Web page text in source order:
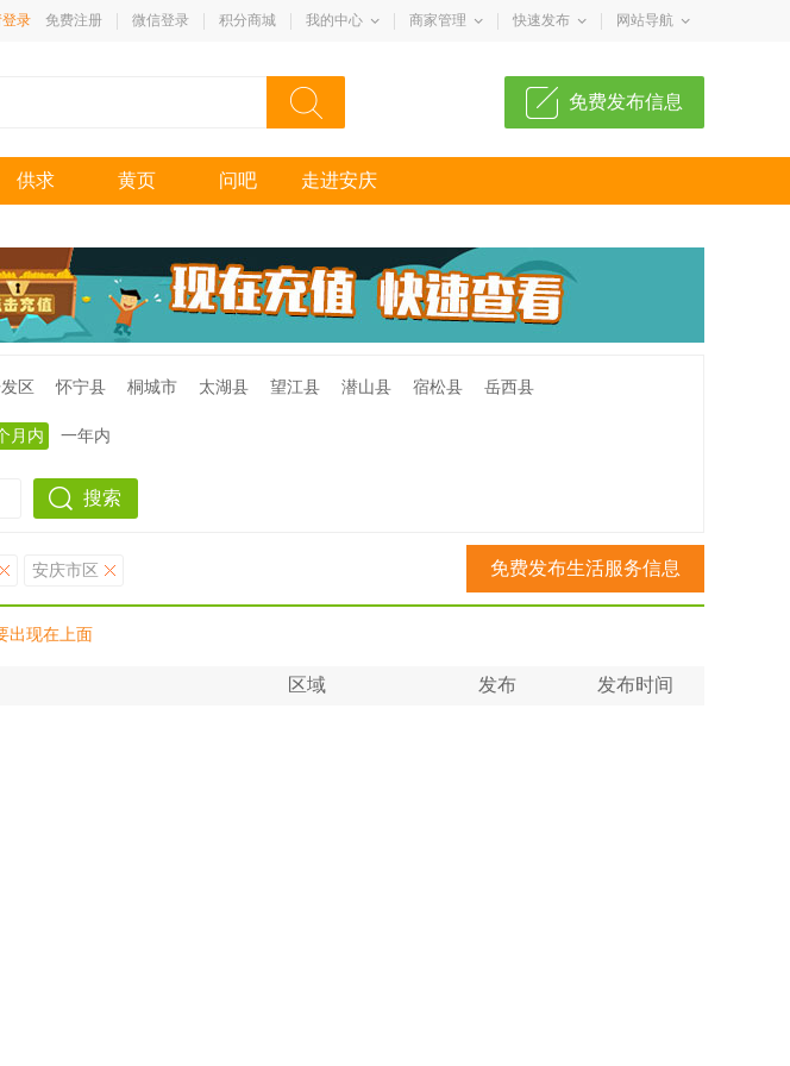
录 免费注册 微信登录 积分商城 我的中心 商家管理 快速发布 网站导航
免费发布信息
供求 黄页 问吧 走进安庆
区 怀宁县 桐城市 太湖县 望江县 潜山县 宿松县 岳西县
月内 一年内
搜索
安庆市区 免费发布生活服务信息
出现在上面
区域 发布 发布时间